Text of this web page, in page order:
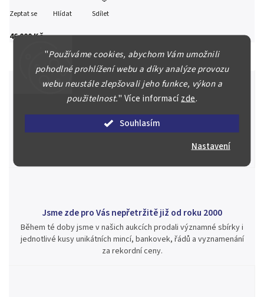
"Používáme cookies, abychom Vám umožnili
pohodlné prohlížení webu a díky analýze provozu
webu neustále zlepšovali jeho funkce, výkon a
použitelnost." Více informacízde.
Souhlasím
Nastavení
46 000 Kč
Zeptat se Hlídat Sdílet
Špičkové služby za nejlepší ceny
Náš kolektiv specialistů a znalců se Vám bude plně věnovat.
Posoudíme kvalitu a pravost Vašeho materiálu, prodáme v naší
aukci nebo Vám poradíme kam investovat.
Jsme zde pro Vás nepřetržitě již od roku 2000
Během té doby jsme v našich aukcích prodali významné sbírky i
jednotlivé kusy unikátních mincí, bankovek, řádů a vyznamenání
za rekordní ceny.